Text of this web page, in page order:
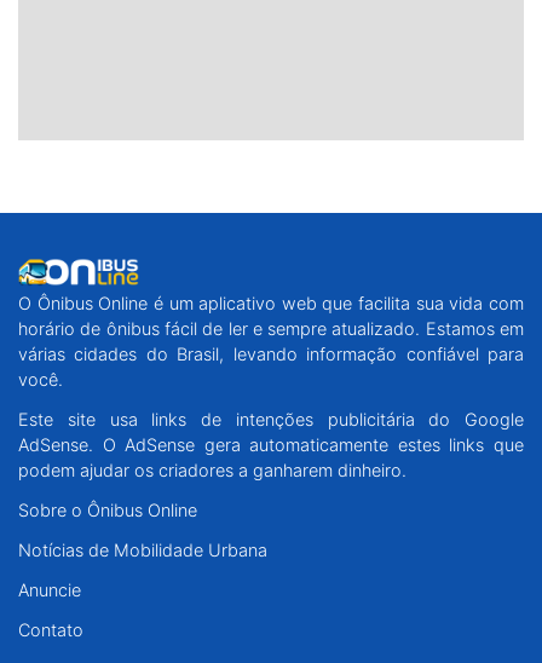
O Ônibus Online é um aplicativo web que facilita sua vida com
horário de ônibus fácil de ler e sempre atualizado. Estamos em
várias cidades do Brasil, levando informação confiável para
você.
Este site usa links de intenções publicitária do Google
AdSense. O AdSense gera automaticamente estes links que
podem ajudar os criadores a ganharem dinheiro.
Sobre o Ônibus Online
Notícias de Mobilidade Urbana
Anuncie
Contato